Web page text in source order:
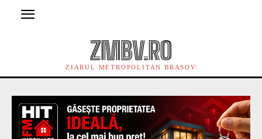
ZMBV.RO
ZIARUL METROPOLITAN BRASOV